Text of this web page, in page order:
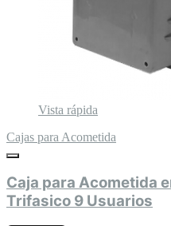
Vista rápida
Cajas para Acometida
Caja para Acometida
Trifasico 9 Usuarios